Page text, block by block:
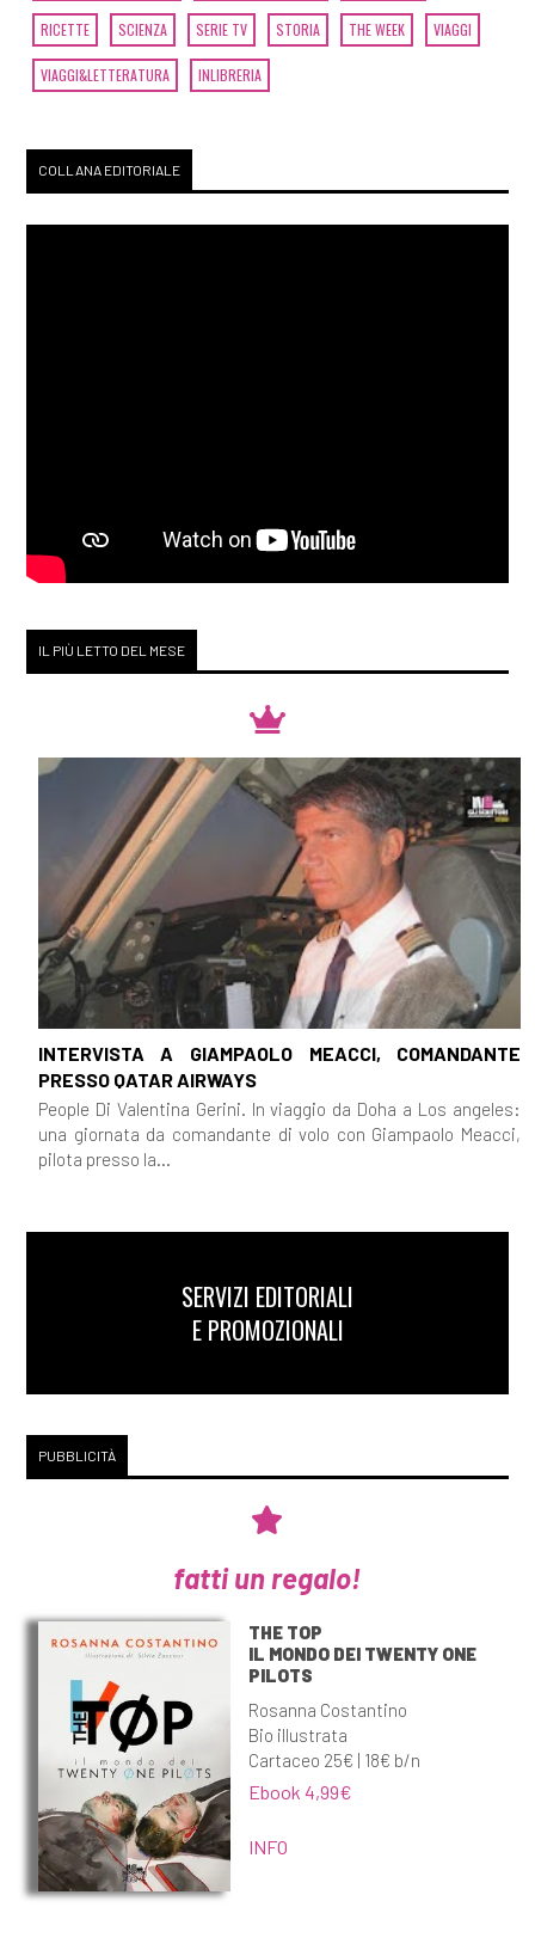
RICETTE SCIENZA SERIE TV STORIA THE WEEK VIAGGI
VIAGGI&LETTERATURA INLIBRERIA
COLLANA EDITORIALE
IL PIÙ LETTO DEL MESE
INTERVISTA A GIAMPAOLO MEACCI, COMANDANTE
PRESSO QATAR AIRWAYS
People Di Valentina Gerini. In viaggio da Doha a Los angeles:
una giornata da comandante di volo con Giampaolo Meacci,
pilota presso la...
SERVIZI EDITORIALI
E PROMOZIONALI
PUBBLICITÀ
fatti un regalo!
THE TOP
IL MONDO DEI TWENTY ONE
PILOTS
Rosanna Costantino
Bio illustrata
Cartaceo 25€ | 18€ b/n
Ebook 4,99€
INFO